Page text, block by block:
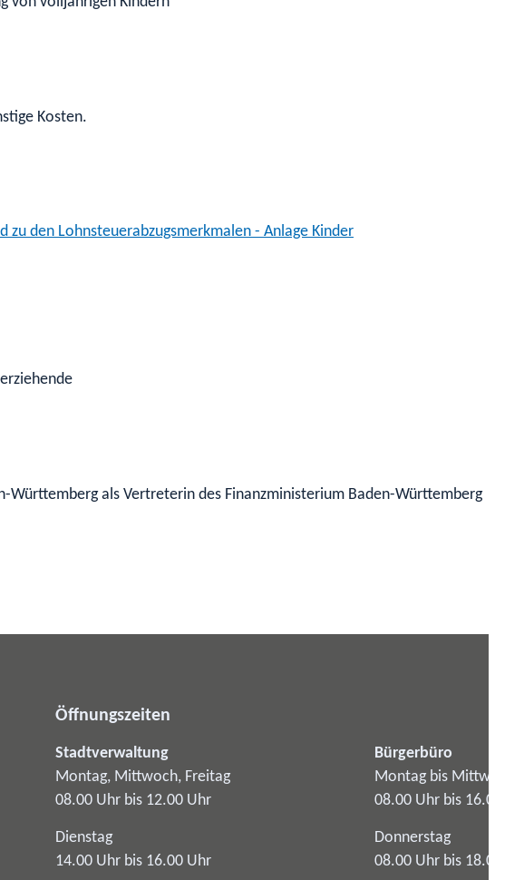
Kosten.
zu den Lohnsteuerabzugsmerkmalen - Anlage Kinder
Württemberg als Vertreterin des Finanzministerium Baden-Württemberg
Öffnungszeiten
Stadtverwaltung
Montag, Mittwoch, Freitag
08.00 Uhr bis 12.00 Uhr
Dienstag
14.00 Uhr bis 16.00 Uhr
Bürgerbüro
Montag bis Mittwoch
08.00 Uhr bis 16.00 Uhr
Donnerstag
08.00 Uhr bis 18.00 Uhr